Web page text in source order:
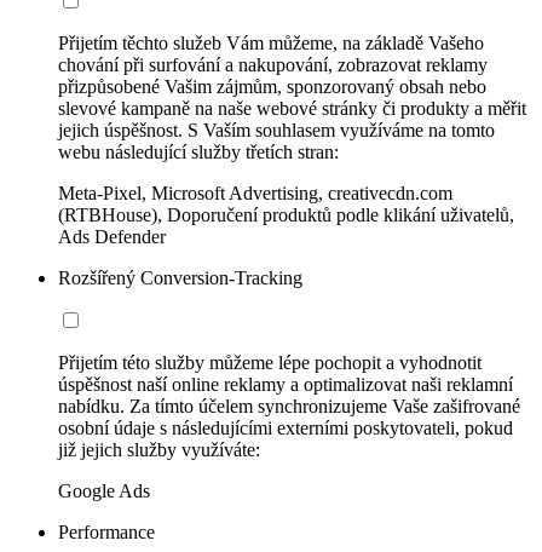
Přijetím těchto služeb Vám můžeme, na základě Vašeho
chování při surfování a nakupování, zobrazovat reklamy
přizpůsobené Vašim zájmům, sponzorovaný obsah nebo
slevové kampaně na naše webové stránky či produkty a měřit
jejich úspěšnost. S Vaším souhlasem využíváme na tomto
webu následující služby třetích stran:
Meta-Pixel, Microsoft Advertising, creativecdn.com
(RTBHouse), Doporučení produktů podle klikání uživatelů,
Ads Defender
Rozšířený Conversion-Tracking
Přijetím této služby můžeme lépe pochopit a vyhodnotit
úspěšnost naší online reklamy a optimalizovat naši reklamní
nabídku. Za tímto účelem synchronizujeme Vaše zašifrované
osobní údaje s následujícími externími poskytovateli, pokud
již jejich služby využíváte:
Google Ads
Performance